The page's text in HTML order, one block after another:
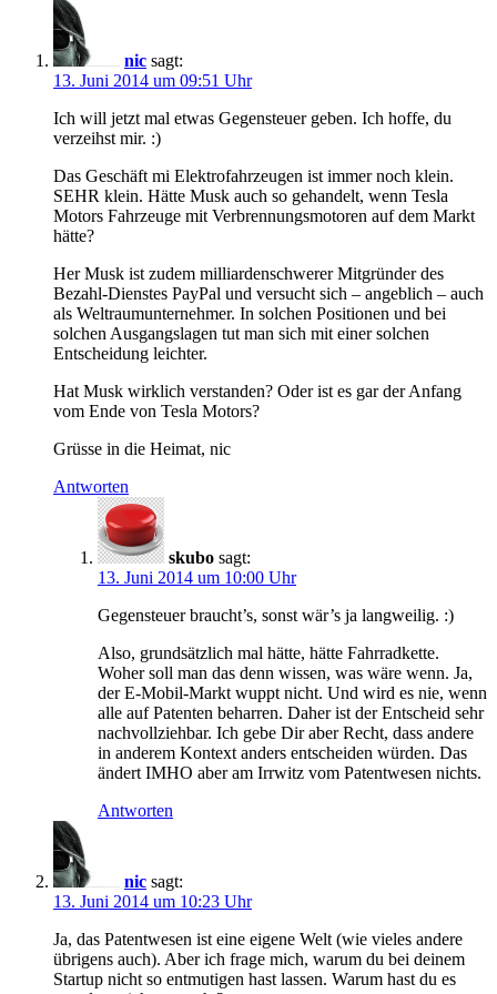
nic sagt:
13. Juni 2014 um 09:51 Uhr
Ich will jetzt mal etwas Gegensteuer geben. Ich hoffe, du
verzeihst mir. :)
Das Geschäft mi Elektrofahrzeugen ist immer noch klein.
SEHR klein. Hätte Musk auch so gehandelt, wenn Tesla
Motors Fahrzeuge mit Verbrennungsmotoren auf dem Markt
hätte?
Her Musk ist zudem milliardenschwerer Mitgründer des
Bezahl-Dienstes PayPal und versucht sich – angeblich – auch
als Weltraumunternehmer. In solchen Positionen und bei
solchen Ausgangslagen tut man sich mit einer solchen
Entscheidung leichter.
Hat Musk wirklich verstanden? Oder ist es gar der Anfang
vom Ende von Tesla Motors?
Grüsse in die Heimat, nic
Antworten
skubo sagt:
13. Juni 2014 um 10:00 Uhr
Gegensteuer braucht’s, sonst wär’s ja langweilig. :)
Also, grundsätzlich mal hätte, hätte Fahrradkette.
Woher soll man das denn wissen, was wäre wenn. Ja,
der E-Mobil-Markt wuppt nicht. Und wird es nie, wenn
alle auf Patenten beharren. Daher ist der Entscheid sehr
nachvollziehbar. Ich gebe Dir aber Recht, dass andere
in anderem Kontext anders entscheiden würden. Das
ändert IMHO aber am Irrwitz vom Patentwesen nichts.
Antworten
nic sagt:
13. Juni 2014 um 10:23 Uhr
Ja, das Patentwesen ist eine eigene Welt (wie vieles andere
übrigens auch). Aber ich frage mich, warum du bei deinem
Startup nicht so entmutigen hast lassen. Warum hast du es